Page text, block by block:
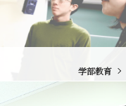
学部教育